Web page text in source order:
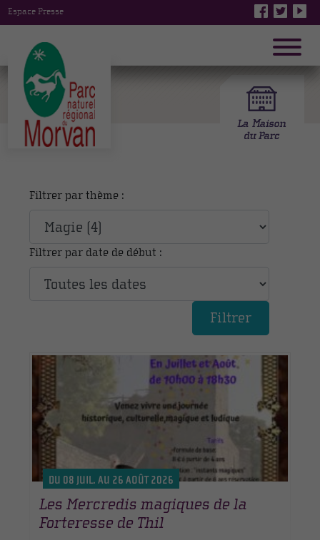
Espace Presse
Filtrer par thème :
Filtrer par date de début :
Filtrer
DU 08 JUIL. AU 26 AOÛT 2026
Les Mercredis magiques de la
Forteresse de Thil